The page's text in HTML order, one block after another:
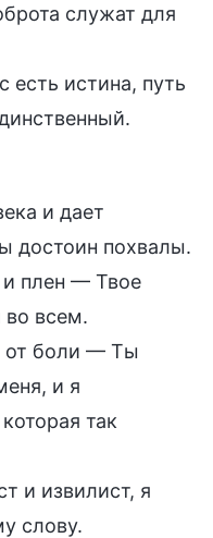
служат для
есть истина, путь
и дает
достоин похвалы.
и плен — Твое
во всем.
от боли — Ты
и я
так
и извилист, я
слову.